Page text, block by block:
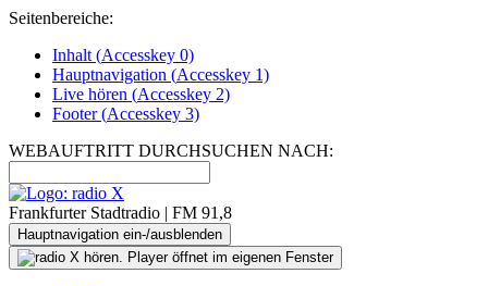
Seitenbereiche:
Inhalt (Accesskey 0)
Hauptnavigation (Accesskey 1)
Live hören (Accesskey 2)
Footer(Accesskey 3)
WEBAUFTRITT DURCHSUCHEN NACH:
Frankfurter Stadtradio | FM 91,8
Hauptnavigation ein-/ausblenden